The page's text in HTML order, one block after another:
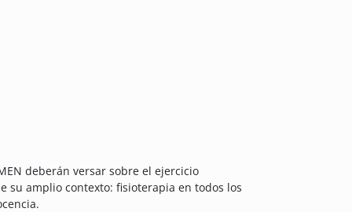
deberán versar sobre el ejercicio
su amplio contexto: fisioterapia en todos los